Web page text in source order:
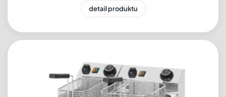
detail produktu